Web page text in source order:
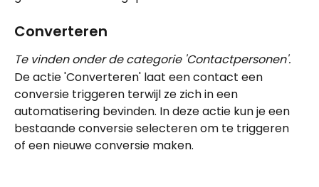
Converteren
Te vinden onder de categorie 'Contactpersonen'.
De actie 'Converteren' laat een contact een
conversie triggeren terwijl ze zich in een
automatisering bevinden. In deze actie kun je een
bestaande conversie selecteren om te triggeren
of een nieuwe conversie maken.